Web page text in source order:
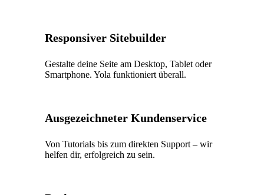
Responsiver Sitebuilder
Gestalte deine Seite am Desktop, Tablet oder
Smartphone. Yola funktioniert überall.
Ausgezeichneter Kundenservice
Von Tutorials bis zum direkten Support – wir
helfen dir, erfolgreich zu sein.